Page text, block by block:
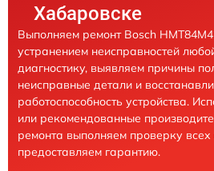
Хабаровске
Выполняем ремонт Bosch
устранением неисправностей
диагностику, выявляем причины
неисправные детали и
работоспособность устройства.
или рекомендованные
ремонта выполняем проверку
предоставляем гарантию.